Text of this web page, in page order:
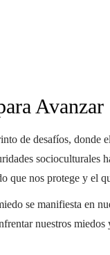
Avanzar
de desafíos, donde
socioculturales
que nos protege y el
se manifiesta en
nuestros